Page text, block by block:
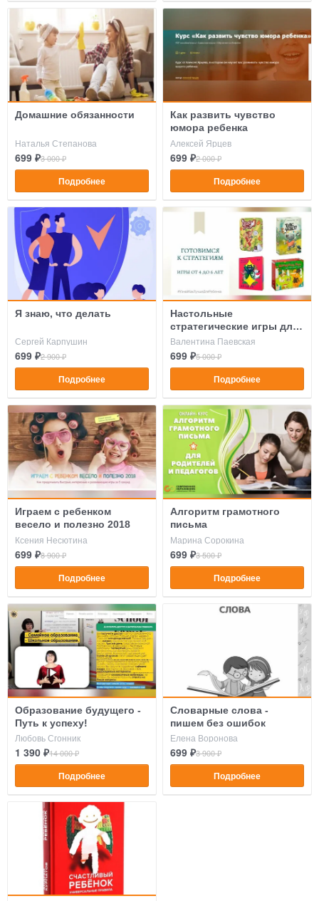
Домашние обязанности
Наталья Степанова
699 ₽3 000 ₽
Подробнее
Как развить чувство
юмора ребенка
Алексей Ярцев
699 ₽2 000 ₽
Подробнее
Я знаю, что делать
Сергей Карпушин
699 ₽2 900 ₽
Подробнее
Настольные
стратегические игры для
детей
Валентина Паевская
699 ₽5 000 ₽
Подробнее
Играем с ребенком
весело и полезно 2018
Ксения Несютина
699 ₽8 900 ₽
Подробнее
Алгоритм грамотного
письма
Марина Сорокина
699 ₽3 500 ₽
Подробнее
Образование будущего -
Путь к успеху!
Любовь Сгонник
1 390 ₽14 000 ₽
Подробнее
Словарные слова -
пишем без ошибок
Елена Воронова
699 ₽3 900 ₽
Подробнее